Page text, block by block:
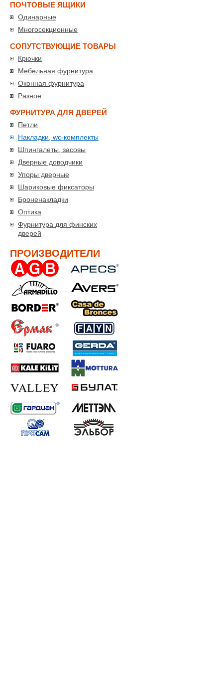
ПОЧТОВЫЕ ЯЩИКИ
Одинарные
Многосекционные
СОПУТСТВУЮЩИЕ ТОВАРЫ
Крючки
Мебельная фурнитура
Оконная фурнитура
Разное
ФУРНИТУРА ДЛЯ ДВЕРЕЙ
Петли
Накладки, wc-комплекты
Шпингалеты, засовы
Дверные доводчики
Упоры дверные
Шариковые фиксаторы
Броненакладки
Оптика
Фурнитура для финских
дверей
ПРОИЗВОДИТЕЛИ